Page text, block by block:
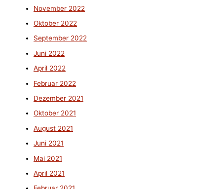
November 2022
Oktober 2022
September 2022
Juni 2022
April 2022
Februar 2022
Dezember 2021
Oktober 2021
August 2021
Juni 2021
Mai 2021
April 2021